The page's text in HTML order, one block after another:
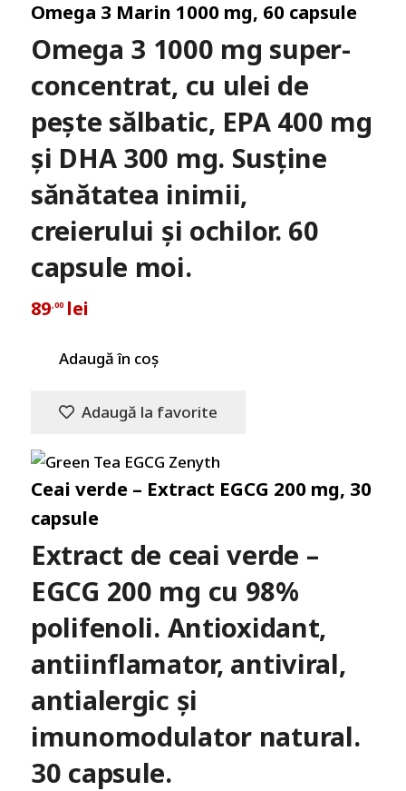
Omega 3 Marin 1000 mg, 60 capsule
Omega 3 1000 mg super-
concentrat, cu ulei de
pește sălbatic, EPA 400 mg
și DHA 300 mg. Susține
sănătatea inimii,
creierului și ochilor. 60
capsule moi.
89,00 lei
Adaugă în coș
Adaugă la favorite
Ceai verde – Extract EGCG 200 mg, 30
capsule
Extract de ceai verde –
EGCG 200 mg cu 98%
polifenoli. Antioxidant,
antiinflamator, antiviral,
antialergic și
imunomodulator natural.
30 capsule.